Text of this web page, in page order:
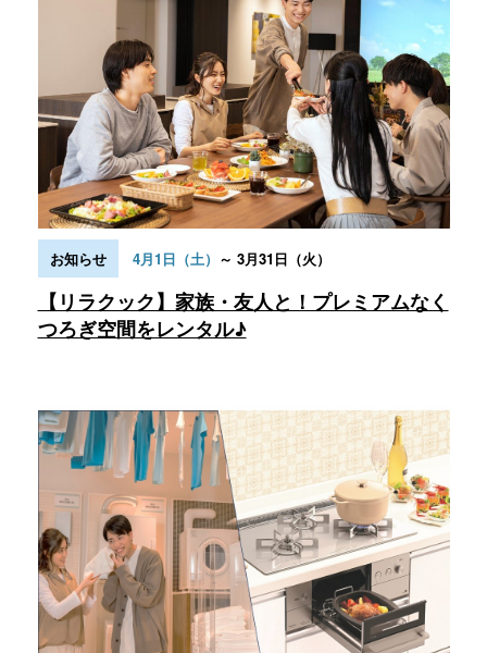
お知らせ 4月1日（土） ～ 3月31日（火）
【リラクック】家族・友人と！プレミアムなく
つろぎ空間をレンタル♪